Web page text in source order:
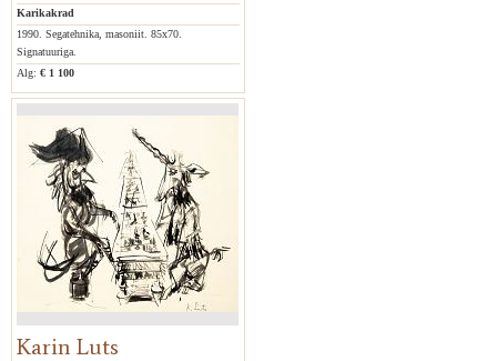
Karikakrad
1990. Segatehnika, masoniit. 85x70.
Signatuuriga.
Alg: € 1 100
Karin Luts